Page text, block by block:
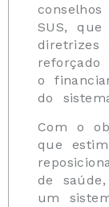
SUS,
diretrizes
o
do
Com o
que
de
um